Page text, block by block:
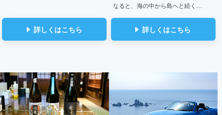
詳しくはこちら
なると、海の中から島へと続く…
詳しくはこちら